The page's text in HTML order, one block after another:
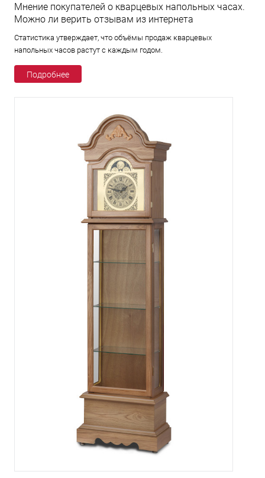
Мнение покупателей о кварцевых напольных часах.
Можно ли верить отзывам из интернета
Статистика утверждает, что объёмы продаж кварцевых
напольных часов растут с каждым годом.
Подробнее